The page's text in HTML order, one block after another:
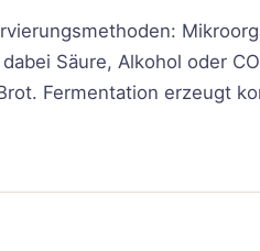
Säure, Alkohol oder
Fermentation erzeugt